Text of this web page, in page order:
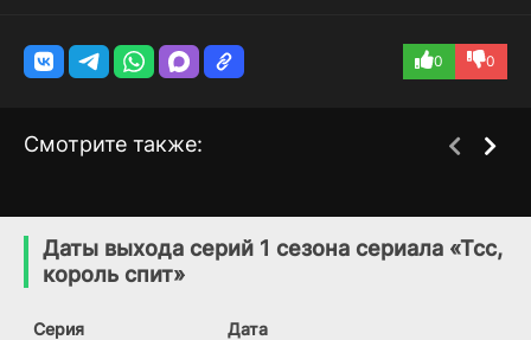
0 0
Смотрите также:
(2020)
8.9
Даты выхода серий 1 сезона сериала «Тсс,
король спит»
Серия Дата